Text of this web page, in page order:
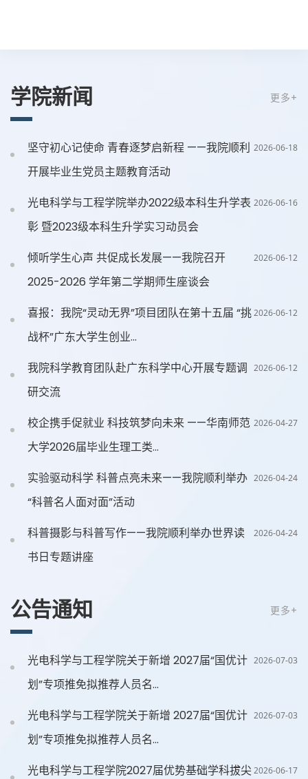
学院新闻 更多+
2026-06-18
坚守初心记使命 青春逐梦启新程 ——我院顺利
开展毕业生党员主题教育活动
2026-06-16
光电科学与工程学院举办2022级本科生升学表
彰 暨2023级本科生升学实习动员会
2026-06-12
倾听学生心声 共促成长发展——我院召开
2025-2026 学年第二学期师生座谈会
2026-06-12
喜报：我院“灵动无界”项目团队在第十五届 “挑
战杯”广东大学生创业...
2026-06-12
我院科学教育团队赴广东科学中心开展专题调
研交流
2026-04-27
校企携手促就业 科技筑梦向未来 ——华南师范
大学2026届毕业生理工类...
2026-04-24
实验驱动科学 科普点亮未来——我院顺利举办
“科普名人面对面”活动
2026-04-24
科普摄影与科普写作——我院顺利举办世界读
书日专题讲座
公告通知 更多+
2026-07-03
光电科学与工程学院关于新增 2027届“国优计
划”专项推免拟推荐人员名...
2026-07-03
光电科学与工程学院关于新增 2027届“国优计
划”专项推免拟推荐人员名...
2026-06-17
光电科学与工程学院2027届优势基础学科拔尖